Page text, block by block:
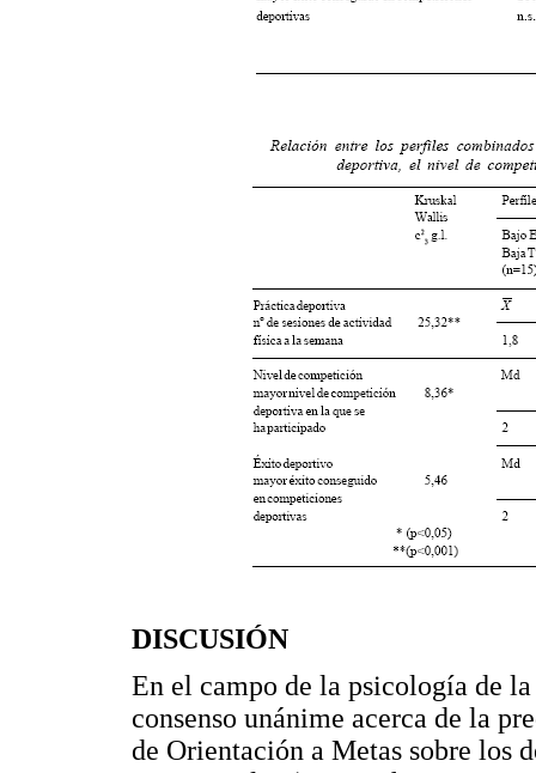
DISCUSIÓN
En el campo de la psicología de
consenso unánime acerca de la
de Orientación a Metas sobre los